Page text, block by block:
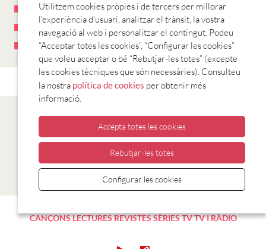
setembre 2011(1)
desembre 2010
(1)
novembre 2010(18)
Navegació
1 2 3
CANÇONSLECTURESREVISTESSÈRIES TVTV I RÀDIO
Utilitzem cookies pròpies i de tercers per millorar
l'experiència d'usuari, analitzar el trànsit, la vostra
navegació al web i personalitzar el contingut. Podeu
“Acceptar totes les cookies”, “Configurar les cookies”
que voleu acceptar o bé “Rebutjar-les totes” (excepte
les cookies tècniques que són necessàries). Consulteu
la nostra política de cookies per obtenir més
informació.
Accepta totes les cookies
Rebutjar-les totes
Configurar les cookies